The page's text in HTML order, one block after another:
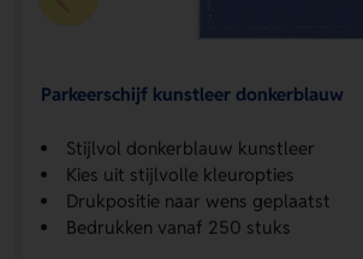
Parkeerschijf kunstleer donkerblauw
Stijlvol donkerblauw kunstleer
Kies uit stijlvolle kleuropties
Drukpositie naar wens geplaatst
Bedrukken vanaf 250 stuks